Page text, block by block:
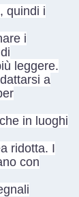
quindi i
i
leggere.
a
in luoghi
ridotta. I
con